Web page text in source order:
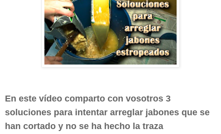
En este vídeo comparto con vosotros 3
soluciones para intentar arreglar jabones que se
han cortado y no se ha hecho la traza